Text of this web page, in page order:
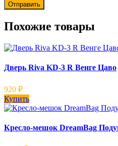
Похожие товары
Дверь Riva KD-3 R Венге Цаво
920 ₽
Купить
Кресло-мешок DreamBag